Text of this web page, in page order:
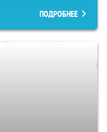
ПОДРОБНЕЕ